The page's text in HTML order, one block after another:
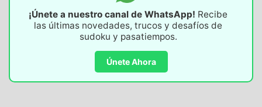
¡Únete a nuestro canal de WhatsApp! Recibe
las últimas novedades, trucos y desafíos de
sudoku y pasatiempos.
Únete Ahora